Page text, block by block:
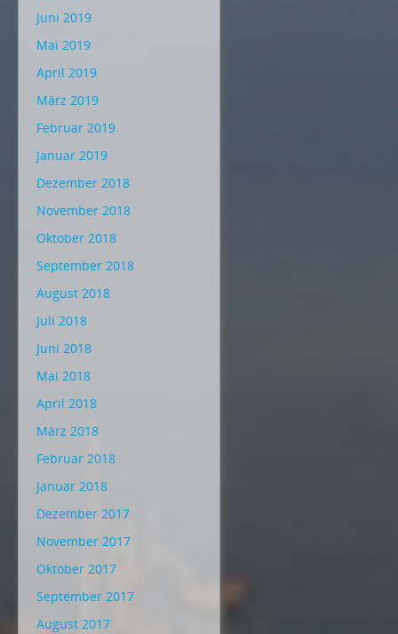
Juni 2019
Mai 2019
April 2019
März 2019
Februar 2019
Januar 2019
Dezember 2018
November 2018
Oktober 2018
September 2018
August 2018
Juli 2018
Juni 2018
Mai 2018
April 2018
März 2018
Februar 2018
Januar 2018
Dezember 2017
November 2017
Oktober 2017
September 2017
August 2017